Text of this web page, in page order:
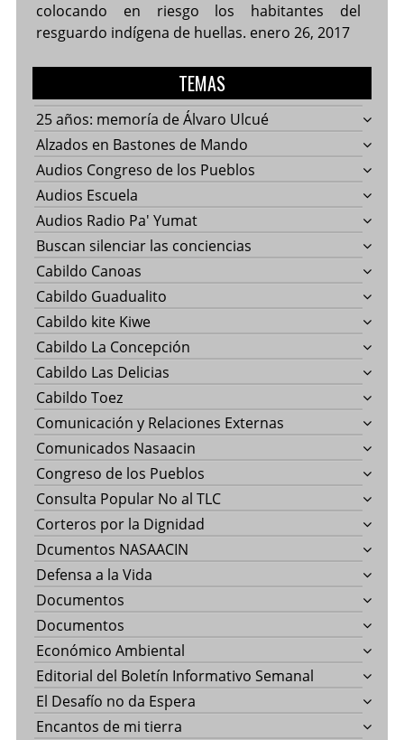
colocando en riesgo los habitantes del
resguardo indígena de huellas. enero 26, 2017
TEMAS
25 años: memoría de Álvaro Ulcué
Alzados en Bastones de Mando
Audios Congreso de los Pueblos
Audios Escuela
Audios Radio Pa' Yumat
Buscan silenciar las conciencias
Cabildo Canoas
Cabildo Guadualito
Cabildo kite Kiwe
Cabildo La Concepción
Cabildo Las Delicias
Cabildo Toez
Comunicación y Relaciones Externas
Comunicados Nasaacin
Congreso de los Pueblos
Consulta Popular No al TLC
Corteros por la Dignidad
Dcumentos NASAACIN
Defensa a la Vida
Documentos
Documentos
Económico Ambiental
Editorial del Boletín Informativo Semanal
El Desafío no da Espera
Encantos de mi tierra